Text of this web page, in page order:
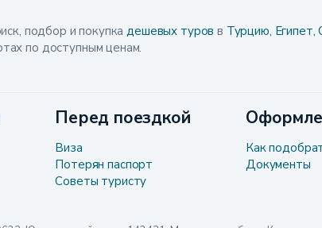
подбор и покупкадешевых туров в Турцию, Египет,
по доступным ценам.
Перед поездкой
Виза
Потерян паспорт
Советы туристу
Как
Документы